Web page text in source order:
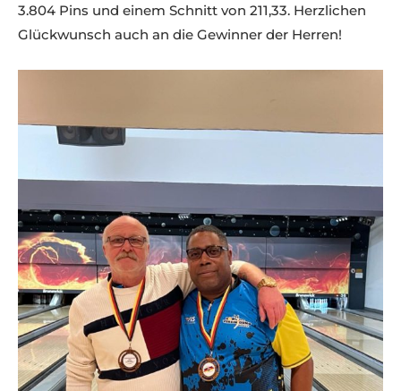
3.804 Pins und einem Schnitt von 211,33. Herzlichen
Glückwunsch auch an die Gewinner der Herren!